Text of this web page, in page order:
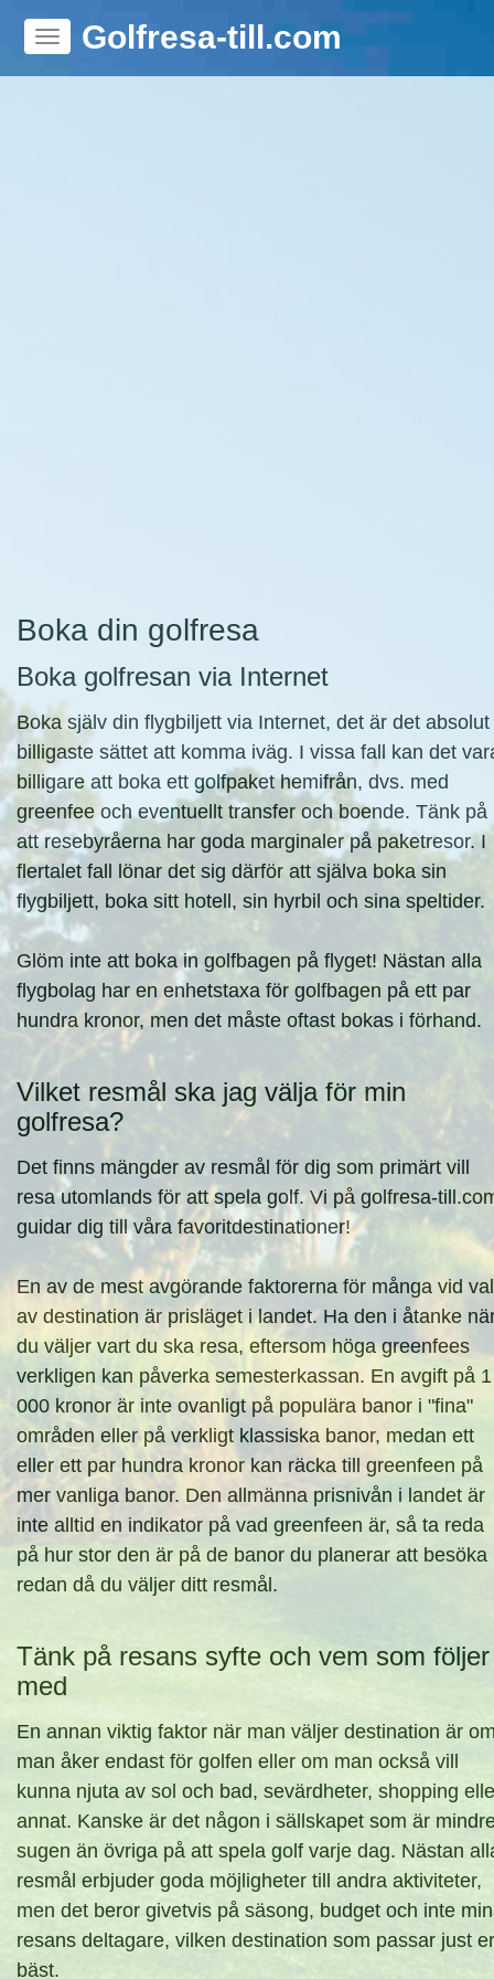
Golfresa-till.com
Boka din golfresa
Boka golfresan via Internet
Boka själv din flygbiljett via Internet, det är det absolut
billigaste sättet att komma iväg. I vissa fall kan det
billigare att boka ett golfpaket hemifrån, dvs. med
greenfee och eventuellt transfer och boende. Tänk på
att resebyråerna har goda marginaler på paketresor. I
flertalet fall lönar det sig därför att själva boka sin
flygbiljett, boka sitt hotell, sin hyrbil och sina speltider.
Glöm inte att boka in golfbagen på flyget! Nästan alla
flygbolag har en enhetstaxa för golfbagen på ett par
hundra kronor, men det måste oftast bokas i förhand.
Vilket resmål ska jag välja för min
golfresa?
Det finns mängder av resmål för dig som primärt vill
resa utomlands för att spela golf. Vi på golfresa-
guidar dig till våra favoritdestinationer!
En av de mest avgörande faktorerna för många vid
av destination är prisläget i landet. Ha den i åtanke
du väljer vart du ska resa, eftersom höga greenfees
verkligen kan påverka semesterkassan. En avgift på 1
000 kronor är inte ovanligt på populära banor i "fina"
områden eller på verkligt klassiska banor, medan ett
eller ett par hundra kronor kan räcka till greenfeen på
mer vanliga banor. Den allmänna prisnivån i landet är
inte alltid en indikator på vad greenfeen är, så ta reda
på hur stor den är på de banor du planerar att besöka
redan då du väljer ditt resmål.
Tänk på resans syfte och vem som följer
med
En annan viktig faktor när man väljer destination är
man åker endast för golfen eller om man också vill
kunna njuta av sol och bad, sevärdheter, shopping
annat. Kanske är det någon i sällskapet som är
sugen än övriga på att spela golf varje dag. Nästan
resmål erbjuder goda möjligheter till andra aktiviteter,
men det beror givetvis på säsong, budget och inte
resans deltagare, vilken destination som passar just er
bäst.